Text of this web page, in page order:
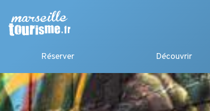
Réserver Découvrir